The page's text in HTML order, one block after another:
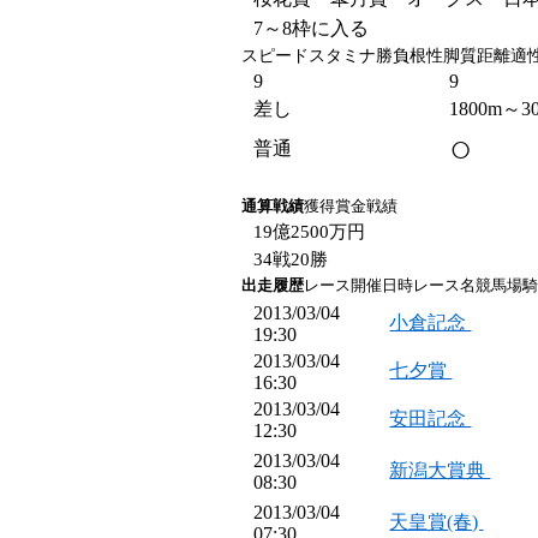
7～8枠に入る
スピードスタミナ勝負根性脚質距離適
9
9
差し
1800m～
普通
○
通算戦績獲得賞金戦績
19億2500万円
34戦20勝
出走履歴レース開催日時レース名競馬場
2013/03/04
19:30
小倉記念
2013/03/04
16:30
七夕賞
2013/03/04
12:30
安田記念
2013/03/04
08:30
新潟大賞典
2013/03/04
07:30
天皇賞(春)